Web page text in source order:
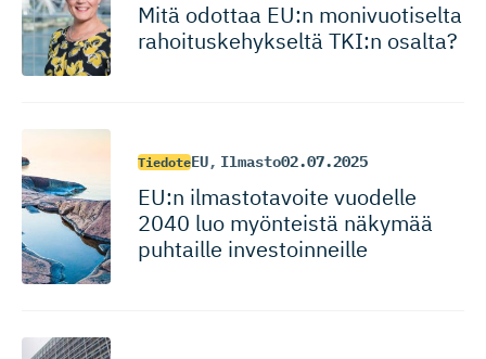
Mitä odottaa EU:n monivuotiselta
rahoituske­hykseltä TKI:n osalta?
TiedoteEU, Ilmasto02.07.2025
EU:n ilmastotavoite vuodelle
2040 luo myönteistä näkymää
puhtaille investoinneille